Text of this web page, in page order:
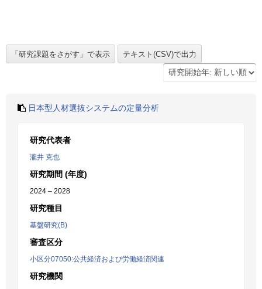
日本型人材選抜システムの定量分析
研究代表者
瀧井 克也
研究期間 (年度)
2024 – 2028
研究種目
基盤研究(B)
審査区分
小区分07050:公共経済および労働経済関連
研究機関